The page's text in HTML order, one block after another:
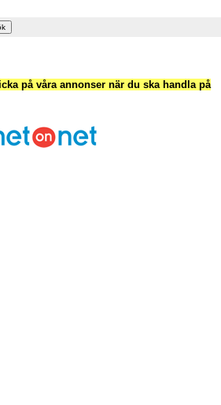
på våra annonser när du ska handla på